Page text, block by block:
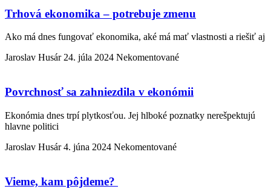
Trhová ekonomika – potrebuje zmenu
Ako má dnes fungovať ekonomika, aké má mať vlastnosti a riešiť aj
Jaroslav Husár24. júla 2024 Nekomentované
Povrchnosť sa zahniezdila v ekonómii
Ekonómia dnes trpí plytkosťou. Jej hlboké poznatky nerešpektujú
hlavne politici
Jaroslav Husár4. júna 2024 Nekomentované
Vieme, kam pôjdeme?